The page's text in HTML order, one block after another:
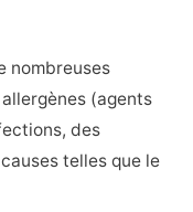
nombreuses
(agents
des
telles que le